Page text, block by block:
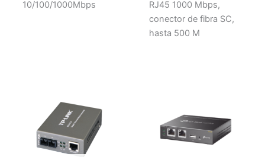
10/100/1000Mbps
RJ45 1000 Mbps,
conector de fibra SC,
hasta 500 M